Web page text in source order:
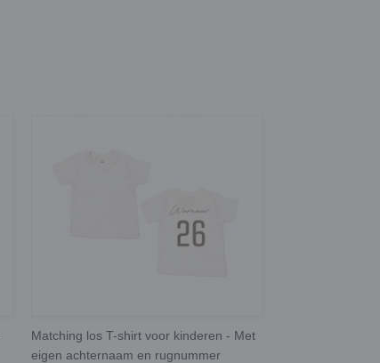
Matching los T-shirt voor kinderen - Met
eigen achternaam en rugnummer